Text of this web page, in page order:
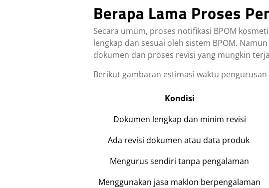
Berapa Lama Proses
Secara umum, proses notifikasi BPOM
lengkap dan sesuai oleh sistem BPOM.
dokumen dan proses revisi yang mungkin
Berikut gambaran estimasi waktu pengurusan
Kondisi
Dokumen lengkap dan minim revisi
Ada revisi dokumen atau data produk
Mengurus sendiri tanpa pengalaman
Menggunakan jasa maklon berpengalaman